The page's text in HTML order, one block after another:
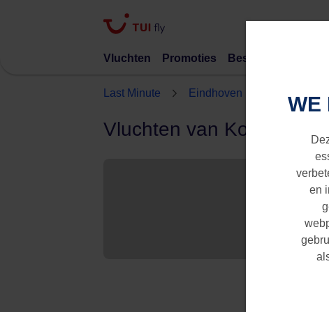
Vluchten Promoties Bestemmingen
Last Minute Eindhoven
Vluchten van Kos naar
WE
en